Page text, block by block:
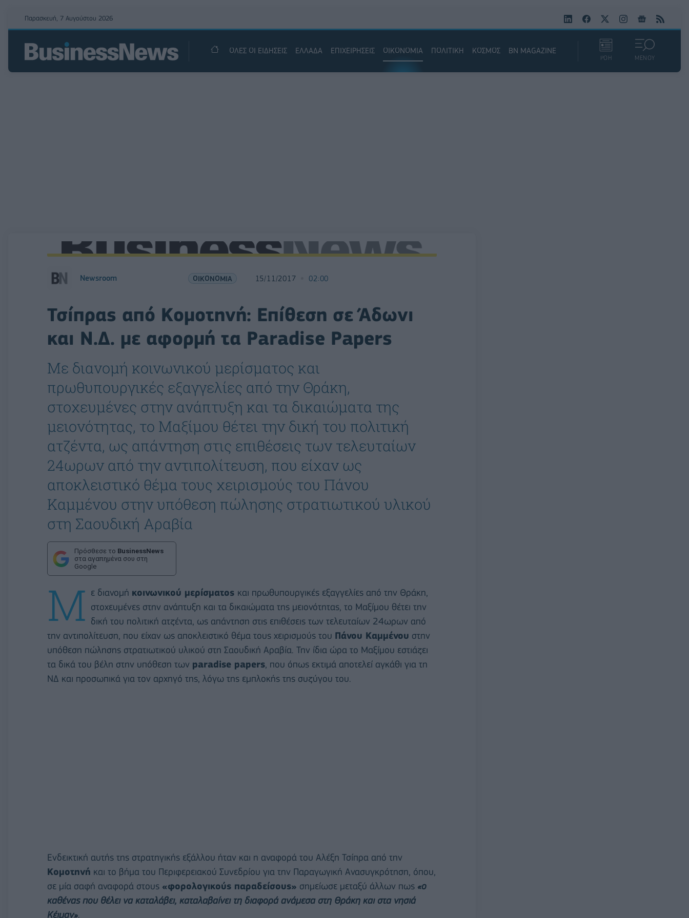
Παρασκευή, 7 Αυγούστου 2026
ΟΛΕΣ ΟΙ ΕΙΔΗΣΕΙΣ ΕΛΛΑΔΑ ΕΠΙΧΕΙΡΗΣΕΙΣ ΟΙΚΟΝΟΜΙΑ ΠΟΛΙΤΙΚΗ ΚΟΣΜΟΣ BN MAGAZINE
ΡΟΗ ΜΕΝΟΥ
Newsroom ΟΙΚΟΝΟΜΙΑ 15/11/2017 02:00
Τσίπρας από Κομοτηνή: Επίθεση σε Άδωνι
και Ν.Δ. με αφορμή τα Paradise Papers
Με διανομή κοινωνικού μερίσματος και
πρωθυπουργικές εξαγγελίες από την Θράκη,
στοχευμένες στην ανάπτυξη και τα δικαιώματα της
μειονότητας, το Μαξίμου θέτει την δική του πολιτική
ατζέντα, ως απάντηση στις επιθέσεις των τελευταίων
24ωρων από την αντιπολίτευση, που είχαν ως
αποκλειστικό θέμα τους χειρισμούς του Πάνου
Καμμένου στην υπόθεση πώλησης στρατιωτικού υλικού
στη Σαουδική Αραβία
Πρόσθεσε το BusinessNews
στα αγαπημένα σου στη
Google
Μ ε διανομή κοινωνικού μερίσματος και πρωθυπουργικές εξαγγελίες από την Θράκη,
στοχευμένες στην ανάπτυξη και τα δικαιώματα της μειονότητας, το Μαξίμου θέτει την
δική του πολιτική ατζέντα, ως απάντηση στις επιθέσεις των τελευταίων 24ωρων από
την αντιπολίτευση, που είχαν ως αποκλειστικό θέμα τους χειρισμούς του Πάνου Καμμένου στην
υπόθεση πώλησης στρατιωτικού υλικού στη Σαουδική Αραβία. Την ίδια ώρα το Μαξίμου εστιάζει
τα δικά του βέλη στην υπόθεση των paradise papers , που όπως εκτιμά αποτελεί αγκάθι για τη
ΝΔ και προσωπικά για τον αρχηγό της, λόγω της εμπλοκής της συζύγου του.
Ενδεικτική αυτής της στρατηγικής εξάλλου ήταν και η αναφορά του Αλέξη Τσίπρα από την
Κομοτηνή και το βήμα του Περιφερειακού Συνεδρίου για την Παραγωγική Ανασυγκρότηση, όπου,
σε μία σαφή αναφορά στους «φορολογικούς παραδείσους» σημείωσε μεταξύ άλλων πως «ο
καθένας που θέλει να καταλάβει, καταλαβαίνει τη διαφορά ανάμεσα στη Θράκη και στα νησιά
Κέιμαν».